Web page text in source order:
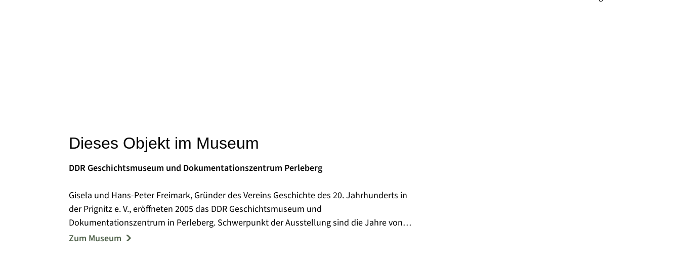
Dieses Objekt im Museum
DDR Geschichtsmuseum und Dokumentationszentrum Perleberg
Gisela und Hans-Peter Freimark, Gründer des Vereins Geschichte des 20. Jahrhunderts in
der Prignitz e. V., eröffneten 2005 das DDR Geschichtsmuseum und
Dokumentationszentrum in Perleberg. Schwerpunkt der Ausstellung sind die Jahre von
1945 bis 1990, die zur politischen Bildung aufgebaut und der Bevölkerung zugänglich
Zum Museum